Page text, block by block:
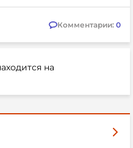
Комментарии: 0
на